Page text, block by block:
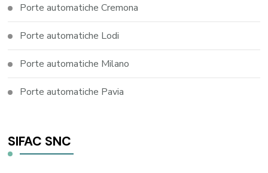
Porte automatiche Cremona
Porte automatiche Lodi
Porte automatiche Milano
Porte automatiche Pavia
SIFAC SNC